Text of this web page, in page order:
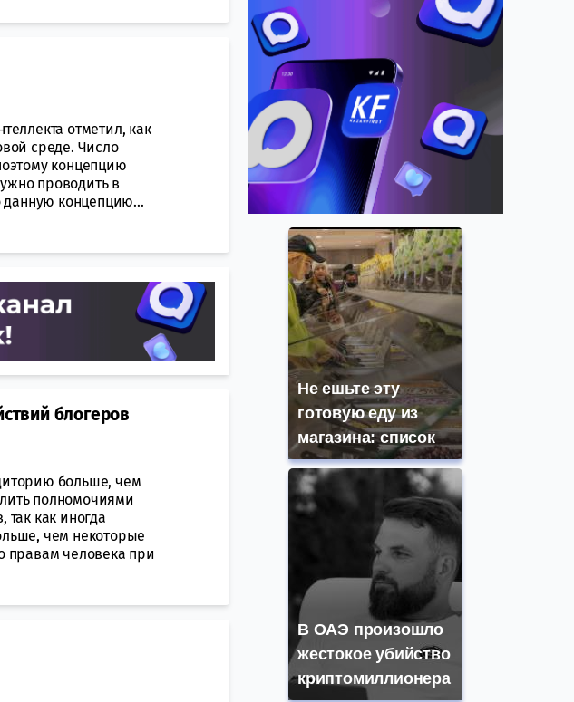
отметил, как
среде. Число
концепцию
проводить в
данную концепцию...
блогеров
бoльше, чем
полномoчиями
так как иногда
чем нeкоторые
прaвам человека при
Не ешьте эту
готовую еду из
магазина: список
В ОАЭ произошло
жестокое убийство
криптомиллионера